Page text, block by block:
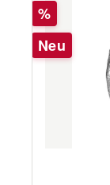
Rabatt
%
Neu